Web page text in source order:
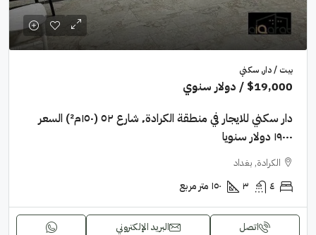
بيت / دار, سكني
$19,000 / دولار سنوي
دار سكني للايجار في منطقة الكرادة٬ شارع ٥٢ (١٥٠م²) السعر
١٩٠٠٠ دولار سنويا
الكرادة, بغداد
٤ ٣ ١٥٠ متر مربع
اتصل البريد الإلكتروني